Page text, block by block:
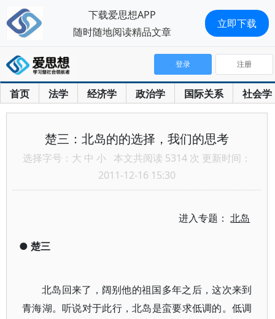
首页 法学 经济学 政治学 国际关系 社会学
登录 注册
楚三：北岛的的选择，我们的思考
选择字号： 大 中 小 本文共阅读 5314 次 更新时间：
2011-12-16 15:30
进入专题：北岛
● 楚三
北岛回来了，阔别他的祖国多年之后，这次来到
青海湖。听说对于此行，北岛是蛮要求低调的。低调
下载爱思想APP
随时随地阅读精品文章
立即下载